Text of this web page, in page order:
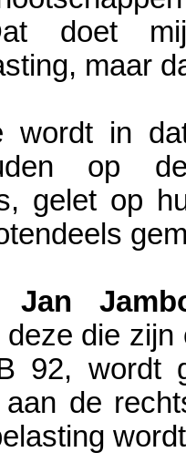
doet
maar
wordt in
op
gelet op
Jan
die
92, wordt
aan de